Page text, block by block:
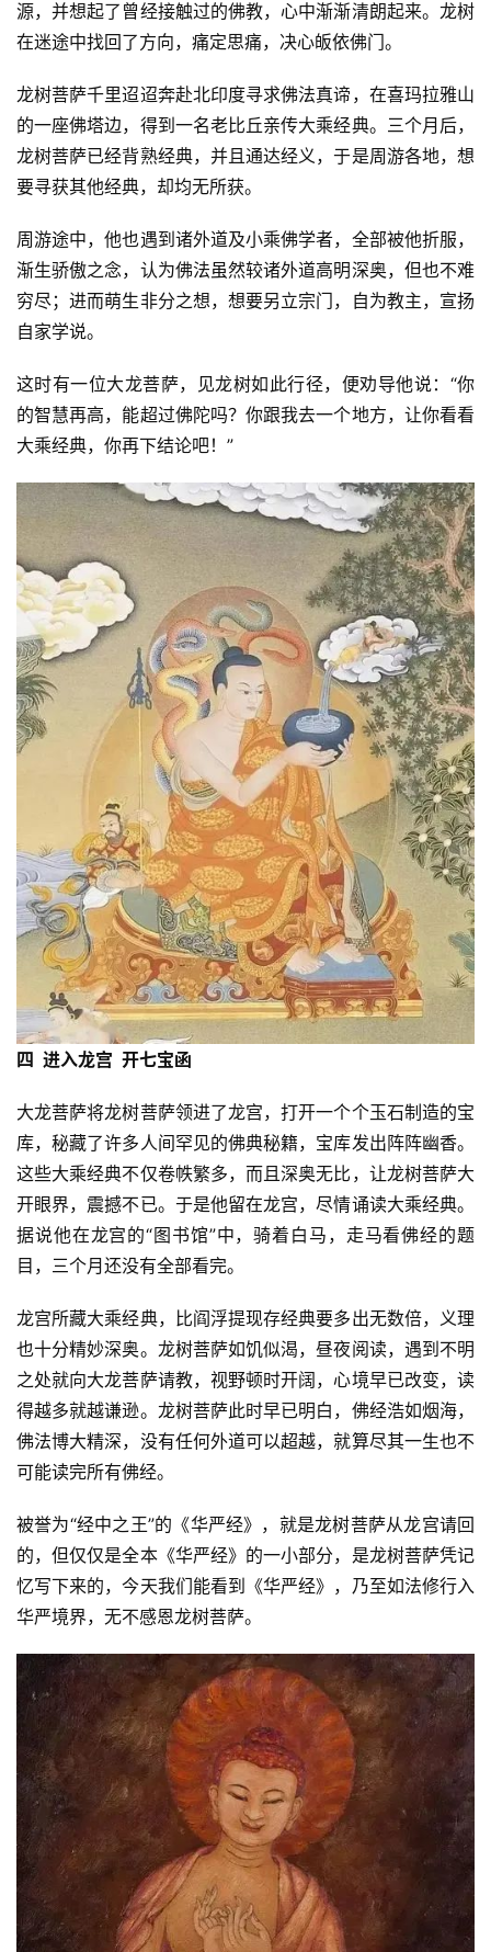
资
讯
八
点
僧
音
高
访
谈
心
提
专
题
公
益
慈
善
源，并想起了曾经接触过的佛教，心中渐渐清朗起来。龙树
在迷途中找回了方向，痛定思痛，决心皈依佛门。
龙树菩萨千里迢迢奔赴北印度寻求佛法真谛，在喜玛拉雅山
的一座佛塔边，得到一名老比丘亲传大乘经典。三个月后，
龙树菩萨已经背熟经典，并且通达经义，于是周游各地，想
要寻获其他经典，却均无所获。
周游途中，他也遇到诸外道及小乘佛学者，全部被他折服，
渐生骄傲之念，认为佛法虽然较诸外道高明深奥，但也不难
穷尽；进而萌生非分之想，想要另立宗门，自为教主，宣扬
自家学说。
这时有一位大龙菩萨，见龙树如此行径，便劝导他说：“你
的智慧再高，能超过佛陀吗？你跟我去一个地方，让你看看
大乘经典，你再下结论吧！”
四 进入龙宫 开七宝函
大龙菩萨将龙树菩萨领进了龙宫，打开一个个玉石制造的宝
库，秘藏了许多人间罕见的佛典秘籍，宝库发出阵阵幽香。
这些大乘经典不仅卷帙繁多，而且深奥无比，让龙树菩萨大
开眼界，震撼不已。于是他留在龙宫，尽情诵读大乘经典。
据说他在龙宫的“图书馆”中，骑着白马，走马看佛经的题
目，三个月还没有全部看完。
龙宫所藏大乘经典，比阎浮提现存经典要多出无数倍，义理
也十分精妙深奥。龙树菩萨如饥似渴，昼夜阅读，遇到不明
之处就向大龙菩萨请教，视野顿时开阔，心境早已改变，读
得越多就越谦逊。龙树菩萨此时早已明白，佛经浩如烟海，
佛法博大精深，没有任何外道可以超越，就算尽其一生也不
可能读完所有佛经。
被誉为“经中之王”的《华严经》，就是龙树菩萨从龙宫请回
的，但仅仅是全本《华严经》的一小部分，是龙树菩萨凭记
忆写下来的，今天我们能看到《华严经》，乃至如法修行入
华严境界，无不感恩龙树菩萨。